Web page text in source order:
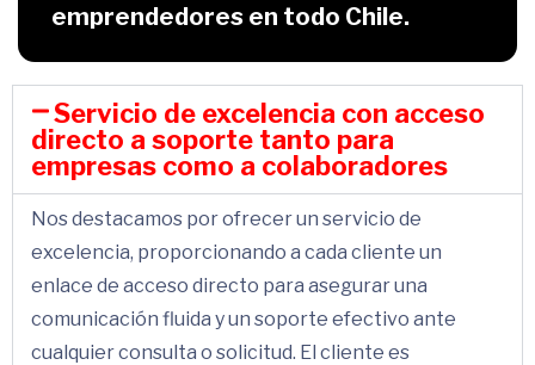
emprendedores en todo Chile.
Servicio de excelencia con acceso
directo a soporte tanto para
empresas como a colaboradores
Nos destacamos por ofrecer un servicio de
excelencia, proporcionando a cada cliente un
enlace de acceso directo para asegurar una
comunicación fluida y un soporte efectivo ante
cualquier consulta o solicitud. El cliente es